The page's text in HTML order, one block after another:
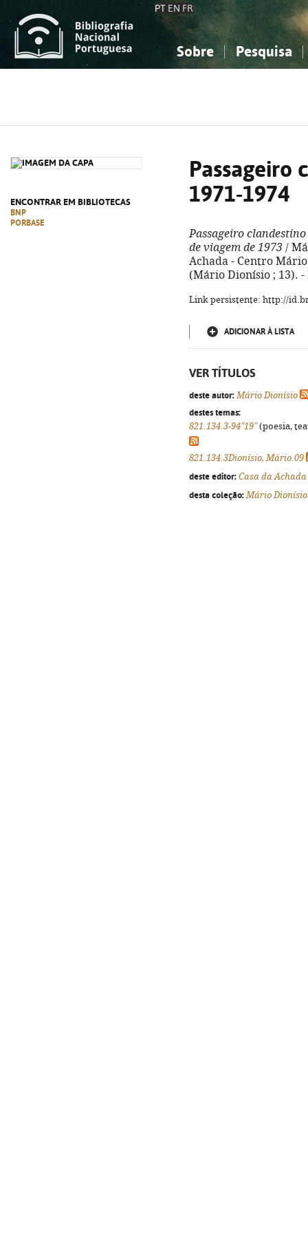
PT EN FR
Sobre Pesquisa
ENCONTRAR EM BIBLIOTECAS
BNP
PORBASE
Passageiro
1971-1974
Passageiro
de viagem de 1973 /
Achada - Centro
(Mário Dionísio ; 13). -
Link persistente: http://
ADICIONAR À LISTA
VER TÍTULOS
deste autor: Mário Dionísio
destes temas:
821.134.3-94"19"(poesia,
821.134.3Dionísio, Mário.09
deste editor: Casa da
desta coleção: Mário Dionísio